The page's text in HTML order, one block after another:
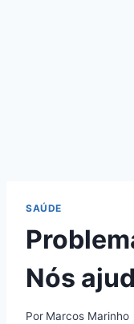
SAÚDE
Nós
Por Marcos Marinho